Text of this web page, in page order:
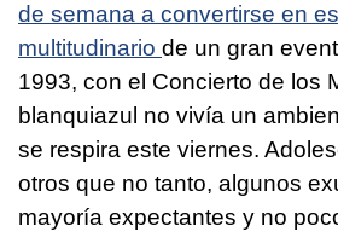
de semana a convertirse en
multitudinario de un gran
1993, con el Concierto de los
blanquiazul no vivía un
se respira este viernes.
otros que no tanto, algunos
mayoría expectantes y no